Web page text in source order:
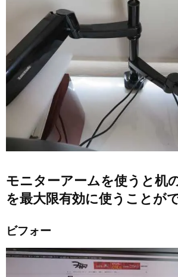
モニターアームを使うと机
を最大限有効に使うことが
ビフォー